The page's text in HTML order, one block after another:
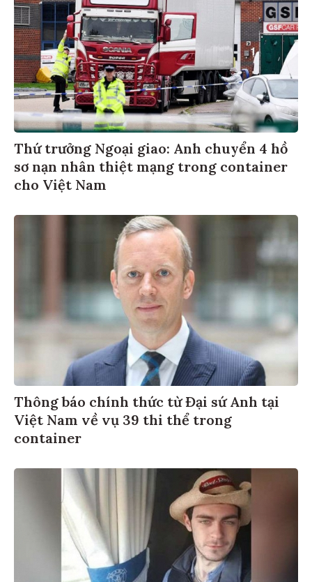
Thứ trưởng Ngoại giao: Anh chuyển 4 hồ
sơ nạn nhân thiệt mạng trong container
cho Việt Nam
Thông báo chính thức từ Đại sứ Anh tại
Việt Nam về vụ 39 thi thể trong
container